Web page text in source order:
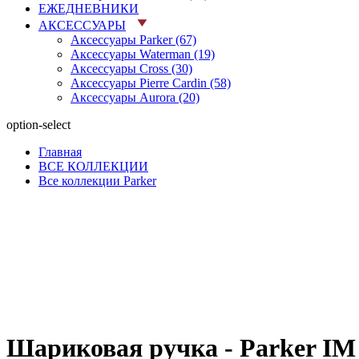
ЕЖЕДНЕВНИКИ
АКСЕССУАРЫ
Аксессуары Parker (67)
Аксессуары Waterman (19)
Аксессуары Cross (30)
Аксессуары Pierre Cardin (58)
Аксессуары Aurora (20)
option-select
Главная
ВСЕ КОЛЛЕКЦИИ
Все коллекции Parker
Шариковая ручка - Parker